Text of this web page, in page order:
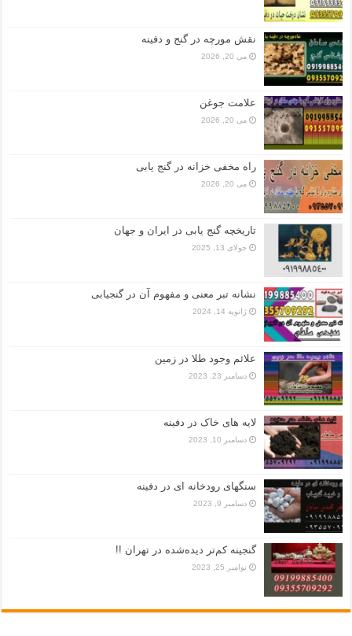
نقش مورچه در گنج و دفینه
می 20, 2026
علامت جوغن
می 20, 2026
راه مخفی خزانه در گنج یابی
می 20, 2026
تاریخچه گنج‌ یابی در ایران و جهان
جولای 13, 2025
نشانه تبر معنی و مفهوم آن در گنجیابی
ژانویه 14, 2024
علائم وجود طلا در زمین
دسامبر 23, 2023
لایه های خاک در دفینه
دسامبر 10, 2023
سنگهای رودخانه ای در دفینه
دسامبر 9, 2023
گنجینه کم‌تر دیده‌شده در تهران !!
نوامبر 25, 2023